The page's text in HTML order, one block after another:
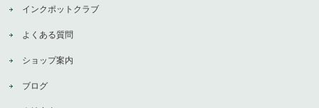
インクポットクラブ
よくある質問
ショップ案内
ブログ